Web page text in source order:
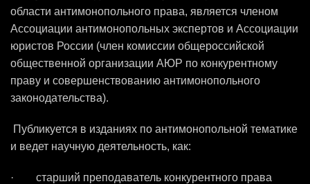
области антимонопольного права, является членом
Ассоциации антимонопольных экспертов и Ассоциации
юристов России (член комиссии общероссийской
общественной организации АЮР по конкурентному
праву и совершенствованию антимонопольного
законодательства).
Публикуется в изданиях по антимонопольной тематике
и ведет научную деятельность, как:
· старший преподаватель конкурентного права